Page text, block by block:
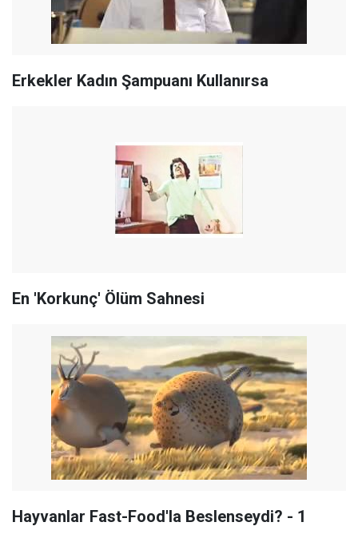
Erkekler Kadın Şampuanı Kullanırsa
En 'Korkunç' Ölüm Sahnesi
Hayvanlar Fast-Food'la Beslenseydi? - 1